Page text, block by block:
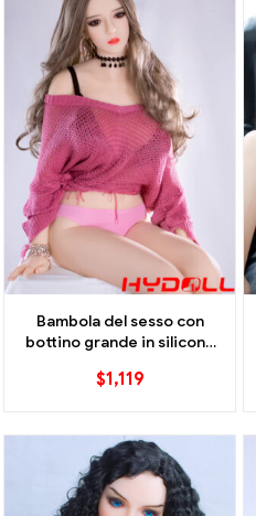
Bambola del sesso con
bottino grande in silicone
$1,119